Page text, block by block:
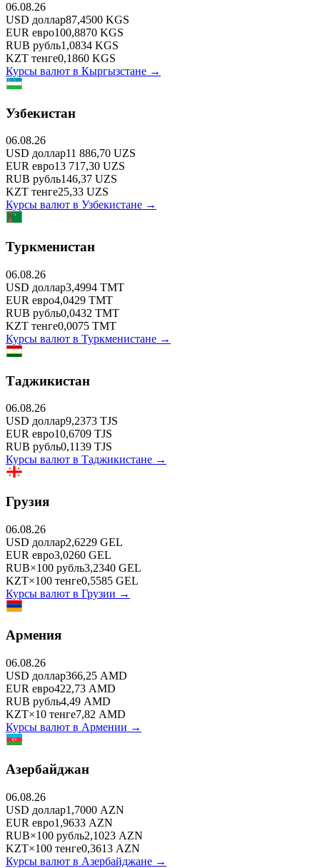
06.08.26
USD доллар87,4500 KGS
EUR евро100,8870 KGS
RUB рубль1,0834 KGS
KZT тенге0,1860 KGS
Курсы валют в Кыргызстане →
Узбекистан
06.08.26
USD доллар11 886,70 UZS
EUR евро13 717,30 UZS
RUB рубль146,37 UZS
KZT тенге25,33 UZS
Курсы валют в Узбекистане →
Туркменистан
06.08.26
USD доллар3,4994 TMT
EUR евро4,0429 TMT
RUB рубль0,0432 TMT
KZT тенге0,0075 TMT
Курсы валют в Туркменистане →
Таджикистан
06.08.26
USD доллар9,2373 TJS
EUR евро10,6709 TJS
RUB рубль0,1139 TJS
Курсы валют в Таджикистане →
Грузия
06.08.26
USD доллар2,6229 GEL
EUR евро3,0260 GEL
RUB×100 рубль3,2340 GEL
KZT×100 тенге0,5585 GEL
Курсы валют в Грузии →
Армения
06.08.26
USD доллар366,25 AMD
EUR евро422,73 AMD
RUB рубль4,49 AMD
KZT×10 тенге7,82 AMD
Курсы валют в Армении →
Азербайджан
06.08.26
USD доллар1,7000 AZN
EUR евро1,9633 AZN
RUB×100 рубль2,1023 AZN
KZT×100 тенге0,3613 AZN
Курсы валют в Азербайджане →